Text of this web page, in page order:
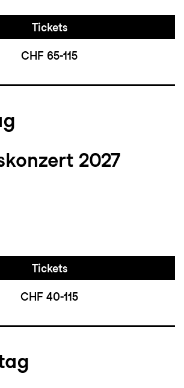
Tickets
CHF 65-115
2027
Tickets
CHF 40-115